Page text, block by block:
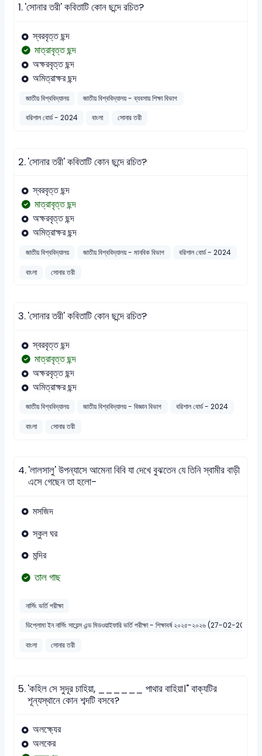
1.'সোনার তরী' কবিতাটি কোন ছন্দে রচিত?
স্বরবৃত্ত ছন্দ
মাত্রাবৃত্ত ছন্দ
অক্ষরবৃত্ত ছন্দ
অমিত্রাক্ষর ছন্দ
জাতীয় বিশ্ববিদ্যালয়
জাতীয় বিশ্ববিদ্যালয় - ব্যবসায় শিক্ষা বিভাগ
বরিশাল বোর্ড - 2024
বাংলা সোনার তরী
2.'সোনার তরী' কবিতাটি কোন ছন্দে রচিত?
স্বরবৃত্ত ছন্দ
মাত্রাবৃত্ত ছন্দ
অক্ষরবৃত্ত ছন্দ
অমিত্রাক্ষর ছন্দ
জাতীয় বিশ্ববিদ্যালয় জাতীয় বিশ্ববিদ্যালয় - মানবিক বিভাগ
বরিশাল বোর্ড - 2024
বাংলা
সোনার তরী
3.'সোনার তরী' কবিতাটি কোন ছন্দে রচিত?
স্বরবৃত্ত ছন্দ
মাত্রাবৃত্ত ছন্দ
অক্ষরবৃত্ত ছন্দ
অমিত্রাক্ষর ছন্দ
জাতীয় বিশ্ববিদ্যালয় জাতীয় বিশ্ববিদ্যালয় - বিজ্ঞান বিভাগ
বরিশাল বোর্ড - 2024
বাংলা
সোনার তরী
4.'লালসালু' উপন্যাসে আমেনা বিবি যা দেখে বুঝতেন যে তিনি স্বামীর বাড়ী
এসে গেছেন তা হলো-
মসজিদ
স্কুল ঘর
মন্দির
তাল গাছ
নার্সিং ভর্তি পরীক্ষা
ডিপ্লোমা ইন নার্সিং সায়েন্স এন্ড মিডওয়াইফারি ভর্তি পরীক্ষা - শিক্ষাবর্ষ ২০২৫-২০২৬ (27-02-2026)
বাংলা
সোনার তরী
5.'কহিল সে সুদূর চাহিয়া, ______ পাথার বাহিয়া।" বাক্যটির
শূন্যস্থানে কোন শব্দটি বসবে?
অলক্ষ্যের
অলকের